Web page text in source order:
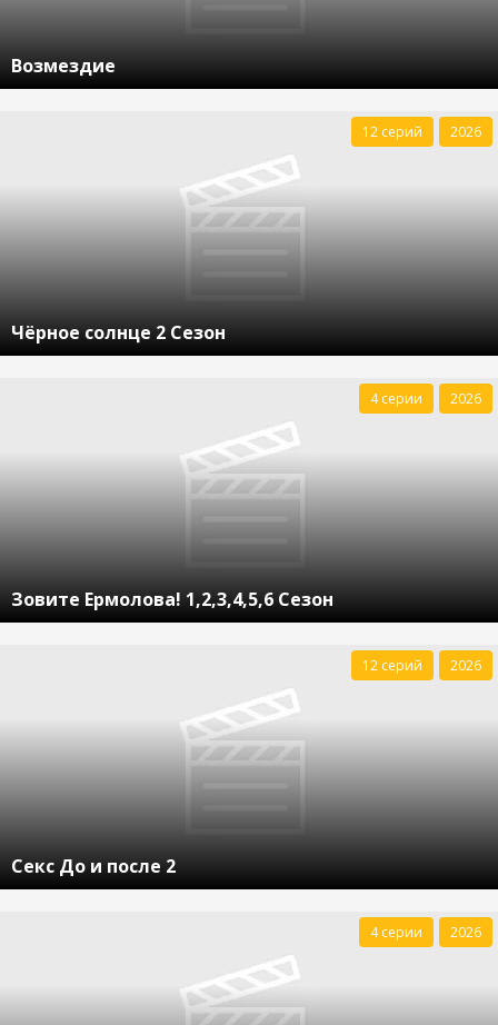
Возмездие
Чёрное солнце 2 Сезон
12 серий 2026
Зовите Ермолова! 1,2,3,4,5,6 Сезон
4 серии 2026
Секс До и после 2
12 серий 2026
4 серии 2026